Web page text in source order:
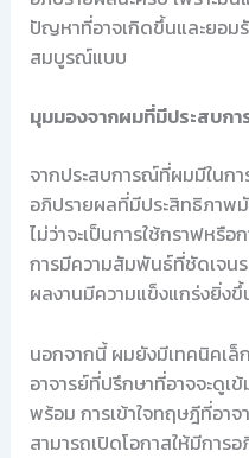
ปัญหาที่อาจเกิดขึ้นและยอม
สมบูรณ์แบบ
มุมมองจากผมที่มีประสบก
จากประสบการณ์ที่ผมมีในก
อภิปรายผลที่มีประสิทธิภาพ
ไม่ว่าจะเป็นการใช้กราฟหรื
การมีความสัมพันธ์ที่ชัดเจน
ผลงานมีความแข็งแกร่งยิ่ง
นอกจากนี้ ผมยังมีเทคนิคเ
อาจารย์ที่ปรึกษาที่อาจจะดูเ
พร้อม การเข้าใจทฤษฎีที่อา
สามารถเปิดโอกาสให้มีการ